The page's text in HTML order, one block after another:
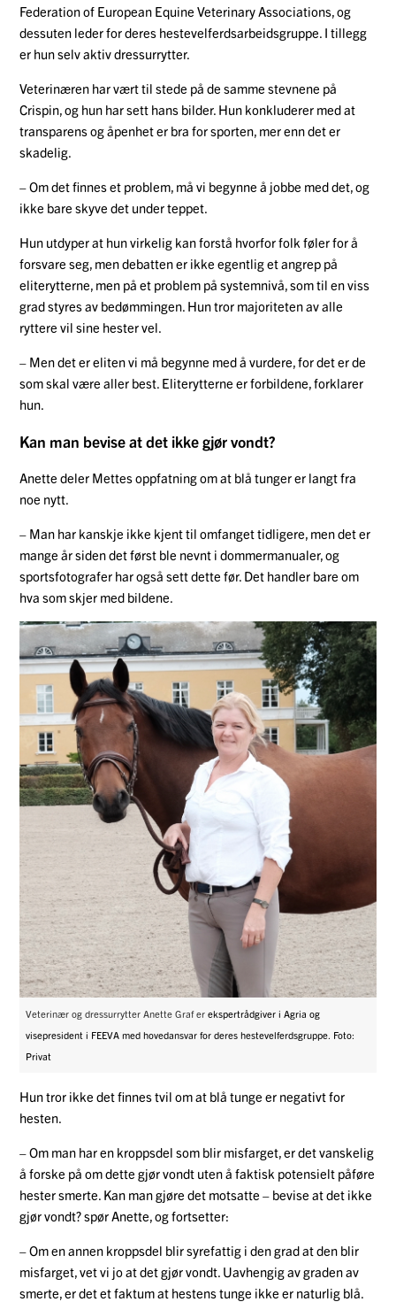
Federation of European Equine Veterinary Associations, og
dessuten leder for deres hestevelferdsarbeidsgruppe. I tillegg
er hun selv aktiv dressurrytter.
Veterinæren har vært til stede på de samme stevnene på
Crispin, og hun har sett hans bilder. Hun konkluderer med at
transparens og åpenhet er bra for sporten, mer enn det er
skadelig.
– Om det finnes et problem, må vi begynne å jobbe med det, og
ikke bare skyve det under teppet.
Hun utdyper at hun virkelig kan forstå hvorfor folk føler for å
forsvare seg, men debatten er ikke egentlig et angrep på
eliterytterne, men på et problem på systemnivå, som til en viss
grad styres av bedømmingen. Hun tror majoriteten av alle
ryttere vil sine hester vel.
– Men det er eliten vi må begynne med å vurdere, for det er de
som skal være aller best. Eliterytterne er forbildene, forklarer
hun.
Kan man bevise at det ikke gjør vondt?
Anette deler Mettes oppfatning om at blå tunger er langt fra
noe nytt.
– Man har kanskje ikke kjent til omfanget tidligere, men det er
mange år siden det først ble nevnt i dommermanualer, og
sportsfotografer har også sett dette før. Det handler bare om
hva som skjer med bildene.
Veterinær og dressurrytter Anette Graf er ekspertrådgiver i Agria og
visepresident i FEEVA med hovedansvar for deres hestevelferdsgruppe. Foto:
Privat
Hun tror ikke det finnes tvil om at blå tunge er negativt for
hesten.
– Om man har en kroppsdel som blir misfarget, er det vanskelig
å forske på om dette gjør vondt uten å faktisk potensielt påføre
hester smerte. Kan man gjøre det motsatte – bevise at det ikke
gjør vondt? spør Anette, og fortsetter:
– Om en annen kroppsdel blir syrefattig i den grad at den blir
misfarget, vet vi jo at det gjør vondt. Uavhengig av graden av
smerte, er det et faktum at hestens tunge ikke er naturlig blå.